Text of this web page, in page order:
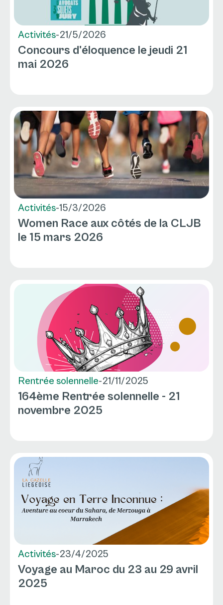
Activités-21/5/2026
Concours d'éloquence le jeudi 21
mai 2026
Activités-15/3/2026
Women Race aux côtés de la CLJB
le 15 mars 2026
Rentrée solennelle-21/11/2025
164ème Rentrée solennelle - 21
novembre 2025
Activités-23/4/2025
Voyage au Maroc du 23 au 29 avril
2025